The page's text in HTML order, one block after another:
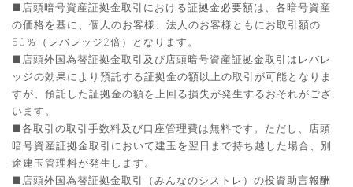
■店頭暗号資産証拠金取引における証拠金必要額は、各暗号資産
の価格を基に、個人のお客様、法人のお客様ともにお取引額の
50％（レバレッジ2倍）となります。
■店頭外国為替証拠金取引及び店頭暗号資産証拠金取引はレバレ
ッジの効果により預託する証拠金の額以上の取引が可能となりま
すが、預託した証拠金の額を上回る損失が発生するおそれがござ
います。
■各取引の取引手数料及び口座管理費は無料です。ただし、店頭
暗号資産証拠金取引において建玉を翌日まで持ち越した場合、別
途建玉管理料が発生します。
■店頭外国為替証拠金取引（みんなのシストレ）の投資助言報酬